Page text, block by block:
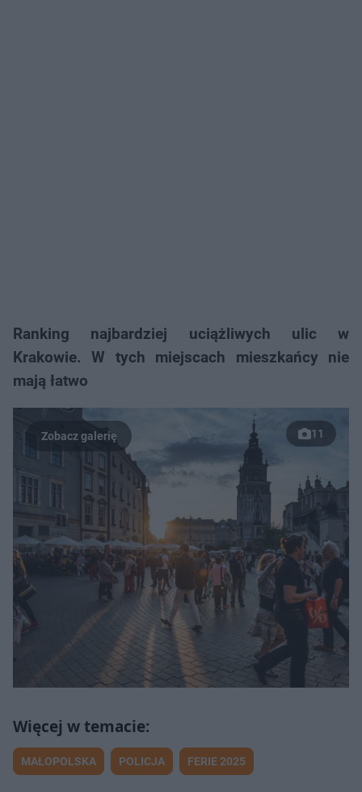
Ranking najbardziej uciążliwych ulic w
Krakowie. W tych miejscach mieszkańcy nie
mają łatwo
11
MAŁOPOLSKA POLICJA FERIE 2025